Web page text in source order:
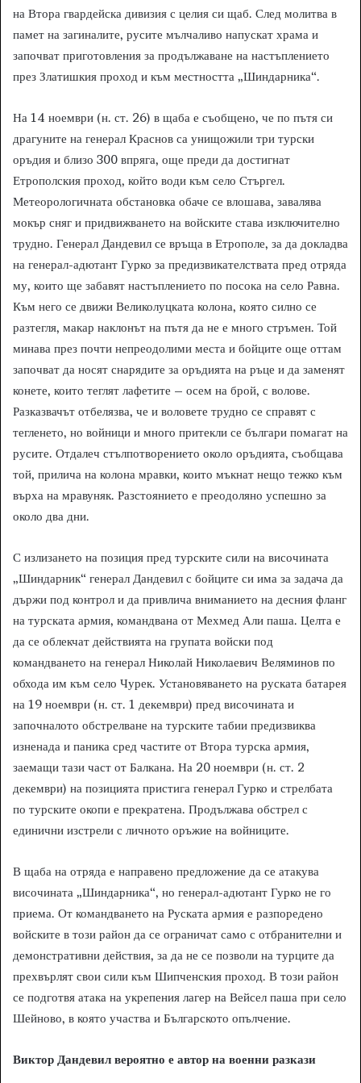
на Втора гвардейска дивизия с целия си щаб. След молитва в
памет на загиналите, русите мълчаливо напускат храма и
започват приготовления за продължаване на настъплението
през Златишкия проход и към местността „Шиндарника“.
На 14 ноември (н. ст. 26) в щаба е съобщено, че по пътя си
драгуните на генерал Краснов са унищожили три турски
оръдия и близо 300 впряга, още преди да достигнат
Етрополския проход, който води към село Стъргел.
Метеорологичната обстановка обаче се влошава, завалява
мокър сняг и придвижването на войските става изключително
трудно. Генерал Дандевил се връща в Етрополе, за да докладва
на генерал-адютант Гурко за предизвикателствата пред отряда
му, които ще забавят настъплението по посока на село Равна.
Към него се движи Великолуцката колона, която силно се
разтегля, макар наклонът на пътя да не е много стръмен. Той
минава през почти непреодолими места и бойците още оттам
започват да носят снарядите за оръдията на ръце и да заменят
конете, които теглят лафетите – осем на брой, с волове.
Разказвачът отбелязва, че и воловете трудно се справят с
тегленето, но войници и много притекли се българи помагат на
русите. Отдалеч стълпотворението около оръдията, съобщава
той, прилича на колона мравки, които мъкнат нещо тежко към
върха на мравуняк. Разстоянието е преодоляно успешно за
около два дни.
С излизането на позиция пред турските сили на височината
„Шиндарник“ генерал Дандевил с бойците си има за задача да
държи под контрол и да привлича вниманието на десния фланг
на турската армия, командвана от Мехмед Али паша. Целта е
да се облекчат действията на групата войски под
командването на генерал Николай Николаевич Веляминов по
обхода им към село Чурек. Установяването на руската батарея
на 19 ноември (н. ст. 1 декември) пред височината и
започналото обстрелване на турските табии предизвиква
изненада и паника сред частите от Втора турска армия,
заемащи тази част от Балкана. На 20 ноември (н. ст. 2
декември) на позицията пристига генерал Гурко и стрелбата
по турските окопи е прекратена. Продължава обстрел с
единични изстрели с личното оръжие на войниците.
В щаба на отряда е направено предложение да се атакува
височината „Шиндарника“, но генерал-адютант Гурко не го
приема. От командването на Руската армия е разпоредено
войските в този район да се ограничат само с отбранителни и
демонстративни действия, за да не се позволи на турците да
прехвърлят свои сили към Шипченския проход. В този район
се подготвя атака на укрепения лагер на Вейсел паша при село
Шейново, в която участва и Българското опълчение.
Виктор Дандевил вероятно е автор на военни разкази